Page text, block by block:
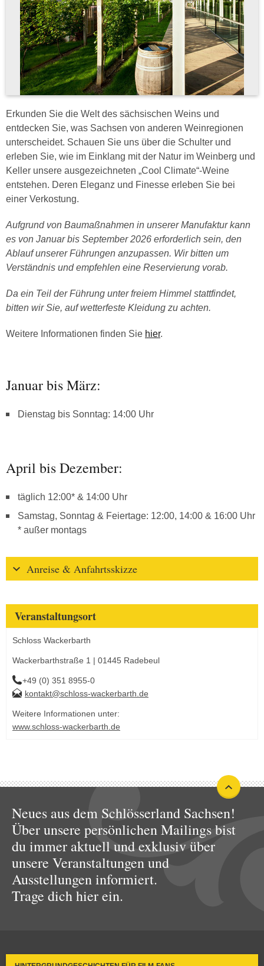
Erkunden Sie die Welt des sächsischen Weins und
entdecken Sie, was Sachsen von anderen Weinregionen
unterscheidet. Schauen Sie uns über die Schulter und
erleben Sie, wie im Einklang mit der Natur im Weinberg und
Keller unsere ausgezeichneten „Cool Climate“-Weine
entstehen. Deren Eleganz und Finesse erleben Sie bei
einer Verkostung.
Aufgrund von Baumaßnahmen in unserer Manufaktur kann
es von Januar bis September 2026 erforderlich sein, den
Ablauf unserer Führungen anzupassen. Wir bitten um
Verständnis und empfehlen eine Reservierung vorab.
Da ein Teil der Führung unter freiem Himmel stattfindet,
bitten wir Sie, auf wetterfeste Kleidung zu achten.
Weitere Informationen finden Sie hier.
Januar bis März:
Dienstag bis Sonntag: 14:00 Uhr
April bis Dezember:
täglich 12:00* & 14:00 Uhr
Samstag, Sonntag & Feiertage: 12:00, 14:00 & 16:00 Uhr
* außer montags
Anreise & Anfahrtsskizze
Veranstaltungsort
Schloss Wackerbarth
Wackerbarthstraße 1 | 01445 Radebeul
+49 (0) 351 8955-0
kontakt@schloss-wackerbarth.de
Weitere Informationen unter:
www.schloss-wackerbarth.de
Neues aus dem Schlösserland Sachsen!
Über unsere persönlichen Mailings bist
du immer aktuell und exklusiv über
unsere Veranstaltungen und
Ausstellungen informiert.
Trage dich hier ein.